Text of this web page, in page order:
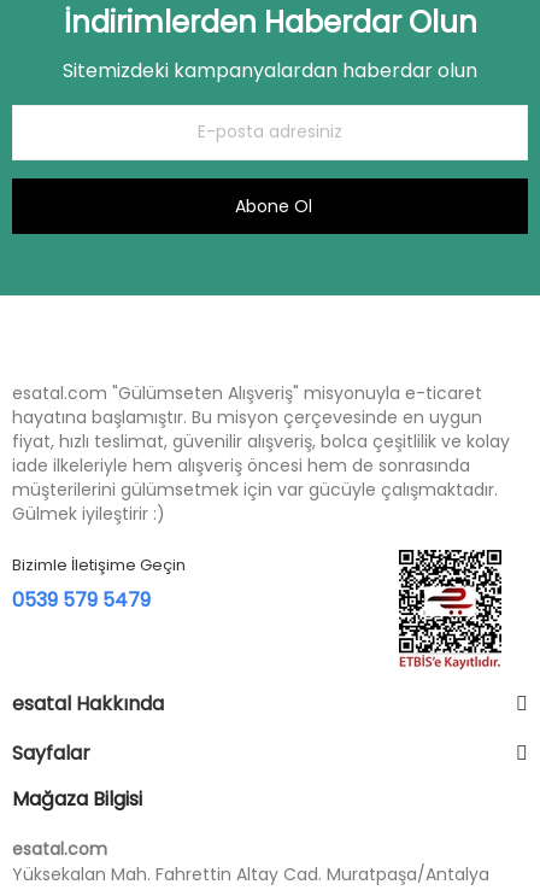
İndirimlerden Haberdar Olun
Sitemizdeki kampanyalardan haberdar olun
Abone Ol
esatal.com "Gülümseten Alışveriş" misyonuyla e-ticaret
hayatına başlamıştır. Bu misyon çerçevesinde en uygun
fiyat, hızlı teslimat, güvenilir alışveriş, bolca çeşitlilik ve kolay
iade ilkeleriyle hem alışveriş öncesi hem de sonrasında
müşterilerini gülümsetmek için var gücüyle çalışmaktadır.
Gülmek iyileştirir :)
Bizimle İletişime Geçin
0539 579 5479
esatal Hakkında
Sayfalar
Mağaza Bilgisi
esatal.com
Yüksekalan Mah. Fahrettin Altay Cad. Muratpaşa/Antalya